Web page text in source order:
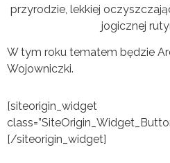
przyrodzie, lekkiej
jogicznej
W tym roku tematem będzie
Wojowniczki.
[siteorigin_widget
[/siteorigin_widget]